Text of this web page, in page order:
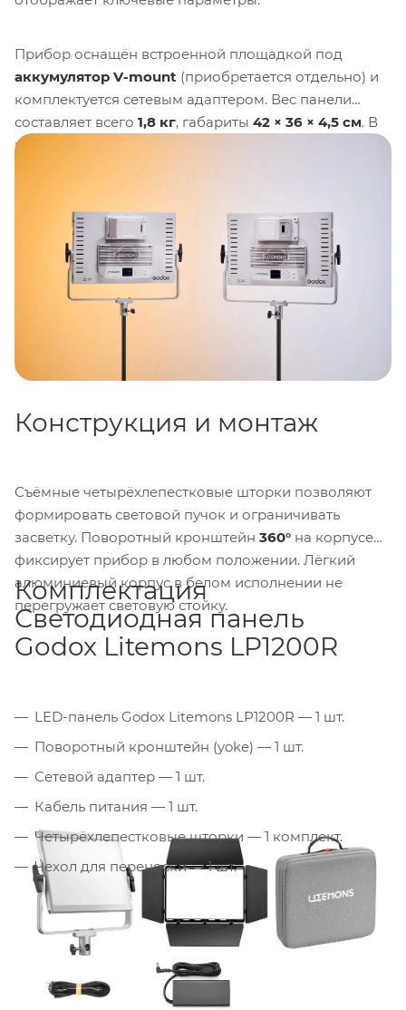
Прибор оснащён встроенной площадкой под
аккумулятор V-mount (приобретается отдельно) и
комплектуется сетевым адаптером. Вес панели
составляет всего 1,8 кг, габариты 42 × 36 × 4,5 см. В
комплекте предусмотрен чехол для удобной
Конструкция и монтаж
Съёмные четырёхлепестковые шторки позволяют
формировать световой пучок и ограничивать
засветку. Поворотный кронштейн 360° на корпусе
фиксирует прибор в любом положении. Лёгкий
алюминиевый корпус в белом исполнении не
перегружает световую стойку.
Комплектация
Светодиодная панель
Godox Litemons LP1200R
LED-панель Godox Litemons LP1200R — 1 шт.
Поворотный кронштейн (yoke) — 1 шт.
Сетевой адаптер — 1 шт.
Кабель питания — 1 шт.
Четырёхлепестковые шторки — 1 комплект.
Чехол для переноски — 1 шт.